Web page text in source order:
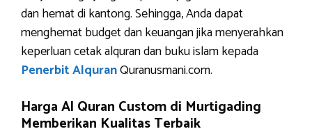
dan hemat di kantong. Sehingga, Anda dapat
menghemat budget dan keuangan jika menyerahkan
keperluan cetak alquran dan buku islam kepada
Penerbit AlquranQuranusmani.com.
Harga Al Quran Custom di Murtigading
Memberikan Kualitas Terbaik